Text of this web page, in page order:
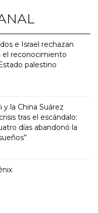
e Israel rechazan
el reconocimiento
palestino
y la China Suárez
tras el escándalo:
días abandonó la